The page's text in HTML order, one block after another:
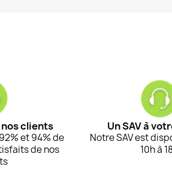
clients
et 94% de
de nos
Un SAV à
Notre SAV est
10h à